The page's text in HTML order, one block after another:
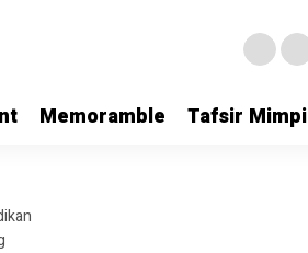
Memoramble Tafsir Mimpi